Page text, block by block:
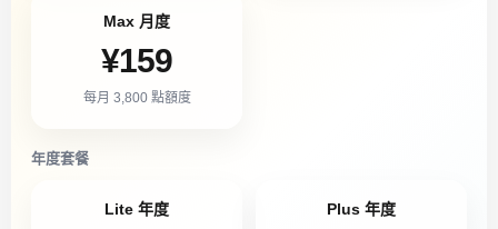
Max 月度
¥159
每月 3,800 點額度
年度套餐
Lite 年度 Plus 年度